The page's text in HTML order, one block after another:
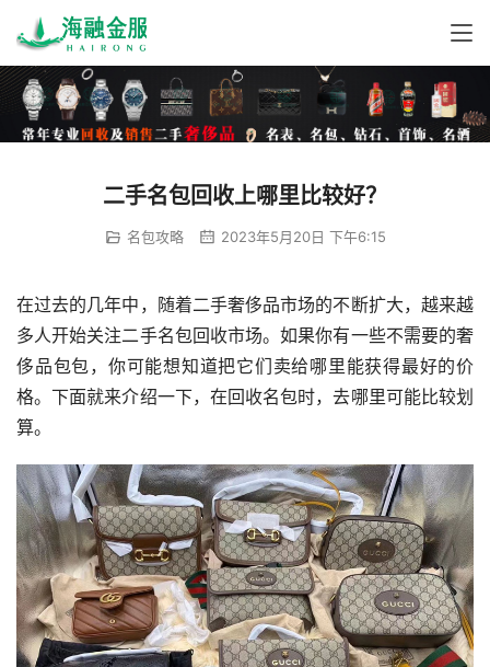
二手名包回收上哪里比较好？
名包攻略 2023年5月20日 下午6:15
在过去的几年中，随着二手奢侈品市场的不断扩大，越来越
多人开始关注二手名包回收市场。如果你有一些不需要的奢
侈品包包，你可能想知道把它们卖给哪里能获得最好的价
格。下面就来介绍一下，在回收名包时，去哪里可能比较划
算。